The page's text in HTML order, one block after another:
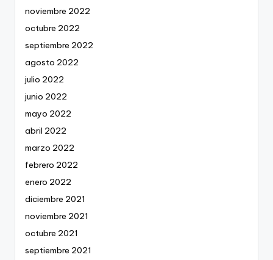
noviembre 2022
octubre 2022
septiembre 2022
agosto 2022
julio 2022
junio 2022
mayo 2022
abril 2022
marzo 2022
febrero 2022
enero 2022
diciembre 2021
noviembre 2021
octubre 2021
septiembre 2021